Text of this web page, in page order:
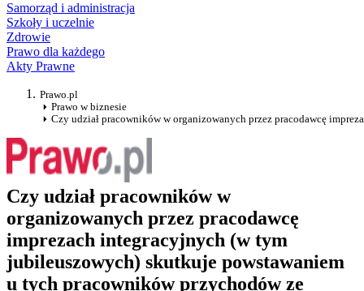
Samorząd i administracja
Szkoły i uczelnie
Zdrowie
Prawo dla każdego
Akty Prawne
Prawo.pl
Prawo w biznesie
Czy udział pracowników w organizowanych przez pracodawcę
Czy udział pracowników w
organizowanych przez pracodawcę
imprezach integracyjnych (w tym
jubileuszowych) skutkuje powstawaniem
u tych pracowników przychodów ze